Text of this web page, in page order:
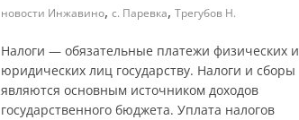
новости Инжавино,с. Паревка,Трегубов Н.
Налоги — обязательные платежи физических и
юридических лиц государству. Налоги и сборы
являются основным источником доходов
государственного бюджета. Уплата налогов